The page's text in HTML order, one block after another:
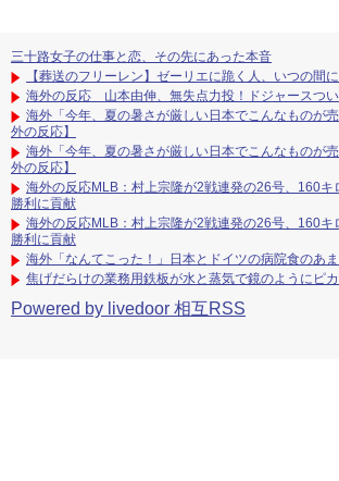
三十路女子の仕事と恋、その先にあった本音
【葬送のフリーレン】ゼーリエに跪く人、いつの間
海外の反応 山本由伸、無失点力投！ドジャースつ
海外「今年、夏の暑さが厳しい日本でこんなものが
外の反応】
海外「今年、夏の暑さが厳しい日本でこんなものが
外の反応】
海外の反応MLB：村上宗隆が2戦連発の26号、160
勝利に貢献
海外の反応MLB：村上宗隆が2戦連発の26号、160
勝利に貢献
海外「なんてこった！」日本とドイツの病院食のあ
焦げだらけの業務用鉄板が水と蒸気で鏡のようにピ
Powered by livedoor 相互RSS